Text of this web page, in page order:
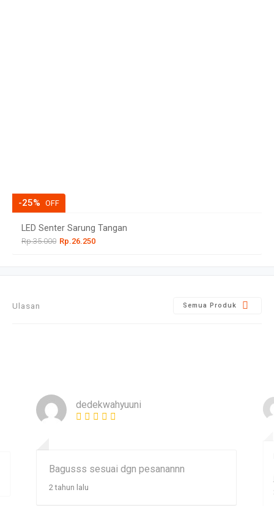
-25% OFF
LED Senter Sarung Tangan
Rp.35.000 Rp.26.250
Ulasan Semua Produk
dedekwahyuuni
Bagusss sesuai dgn pesanannn
2 tahun lalu